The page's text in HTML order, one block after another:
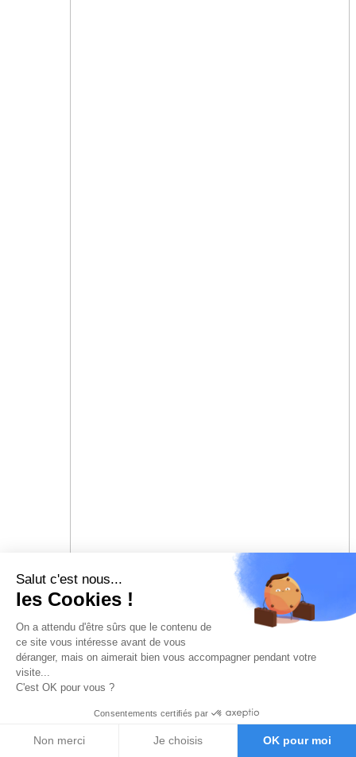
Salut c'est nous...
les Cookies !
On a attendu d'être sûrs que le contenu de
ce site vous intéresse avant de vous
déranger, mais on aimerait bien vous accompagner pendant votre
visite...
C'est OK pour vous ?
Consentements certifiés par
Non merci Je choisis OK pour moi